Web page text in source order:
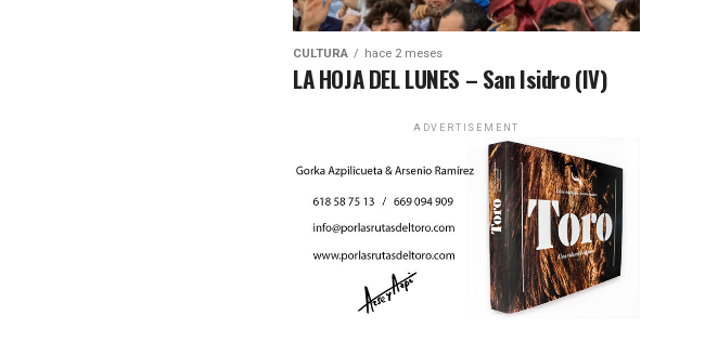
CULTURA hace 2 meses
LA HOJA DEL LUNES – San Isidro (IV)
ADVERTISEMENT